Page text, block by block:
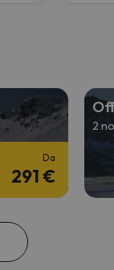
Da
291 €
2